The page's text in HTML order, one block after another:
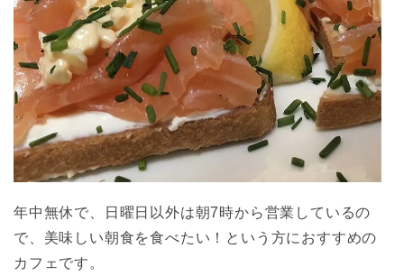
年中無休で、日曜日以外は朝7時から営業しているの
で、美味しい朝食を食べたい！という方におすすめの
カフェです。